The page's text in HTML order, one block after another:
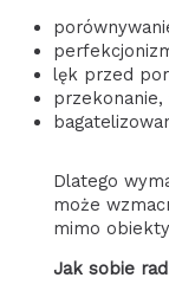
lęk przed
przekonanie,
Dlatego
może
mimo
Jak sobie